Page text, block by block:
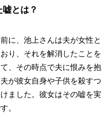
とは？
に、池上さんは夫が女性と
り、それを解消したことを
、その時点で夫に恨みを抱
が彼女自身や子供を殺すつ
ました。彼女はその嘘を実
。